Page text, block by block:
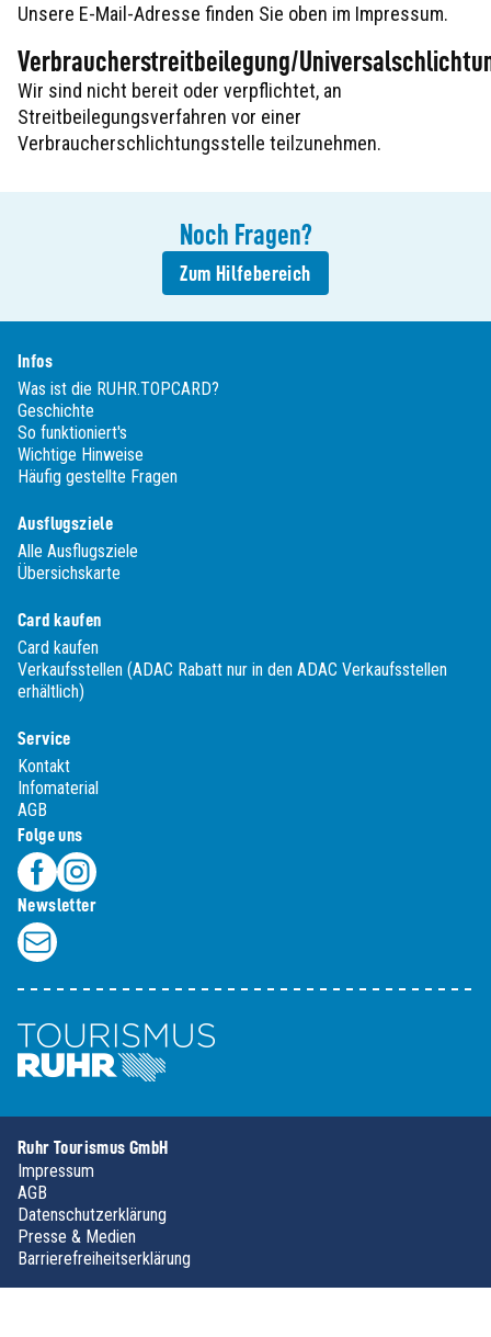
Unsere E-Mail-Adresse finden Sie oben im Impressum.
Verbraucherstreitbeilegung/
Wir sind nicht bereit oder verpflichtet, an
Streitbeilegungsverfahren vor einer
Verbraucherschlichtungsstelle teilzunehmen.
Noch Fragen?
Zum Hilfebereich
Infos
Was ist die RUHR.TOPCARD?
Geschichte
So funktioniert's
Wichtige Hinweise
Häufig gestellte Fragen
Ausflugsziele
Alle Ausflugsziele
Übersichskarte
Card kaufen
Card kaufen
Verkaufsstellen (ADAC Rabatt nur in den ADAC Verkaufsstellen
erhältlich)
Service
Kontakt
Infomaterial
AGB
Folge uns
Newsletter
Ruhr Tourismus GmbH
Impressum
AGB
Datenschutzerklärung
Presse & Medien
Barrierefreiheitserklärung